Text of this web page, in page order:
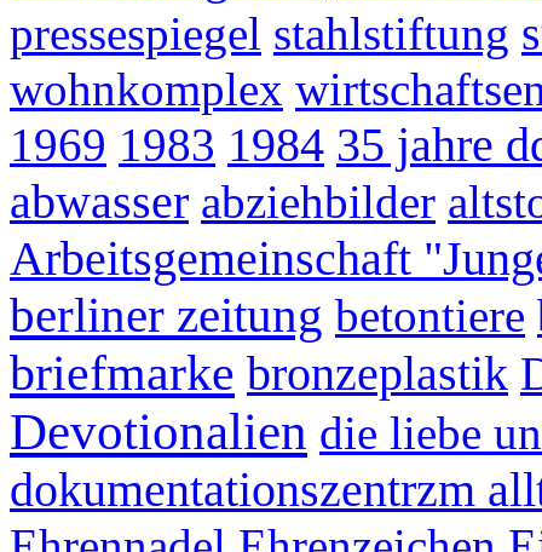
pressespiegel stahlstiftung
wohnkomplex
1969 1983 1984 35 jahre
abwasser abziehbilder
Arbeitsgemeinschaft
berliner zeitung betontiere
briefmarke bronzeplastik
Devotionalien die liebe
dokumentationszentrzm